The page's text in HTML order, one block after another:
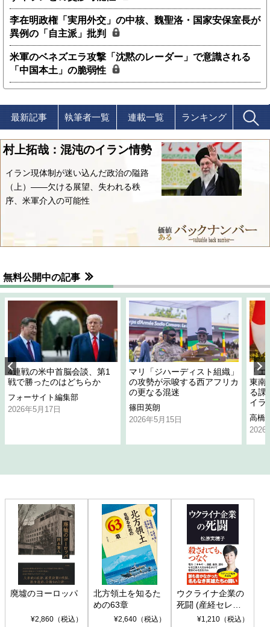
李在明政権「実用外交」の中核、魏聖洛・国家安保室長が
異例の「自主派」批判
米軍のベネズエラ攻撃「沈黙のレーダー」で意識される
「中国本土」の脆弱性
最新記事 執筆者一覧 連載一覧 ランキング
村上拓哉：混沌のイラン情勢
イラン現体制が迷い込んだ政治の隘路
（上）――欠ける展望、失われる秩
序、米軍介入の可能性
無料公開中の記事
4連戦の米中首脳会談、第1
戦で勝ったのはどちらか
フォーサイト編集部
2026年5月17日
マリ「ジハーディスト組織」
の攻勢が示唆する西アフリカ
の更なる混迷
篠田英朗
2026年5月15日
「
東南
る課
イラ
高橋
2026
廃墟のヨーロッパ
¥2,860（税込）
北方領土を知るた
めの63章
¥2,640（税込）
ウクライナ企業の
死闘 (産経セレク
ト S 039)¥1,210（税込）